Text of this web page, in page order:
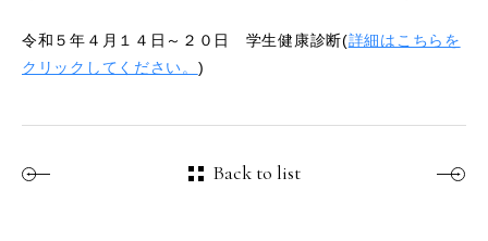
令和５年４月１４日～２０日 学生健康診断(詳細はこちらを
クリックしてください。 )
Back to list